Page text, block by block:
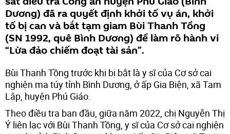
Dương) đã ra quyết định khởi tố vụ án, khởi
tố bị can và bắt tạm giam Bùi Thanh Tồng
(SN 1992, quê Bình Dương) để làm rõ hành vi
“Lừa đảo chiếm đoạt tài sản”.
Bùi Thanh Tồng trước khi bị bắt là y sĩ của Cơ sở cai
nghiện ma túy tỉnh Bình Dương, ở ấp Gia Biện, xã Tam
Lập, huyện Phú Giáo.
Theo điều tra ban đầu, giữa năm 2022, chị Nguyễn Thị
Ý liên lạc với Bùi Thanh Tồng, y sĩ của Cơ sở cai nghiện